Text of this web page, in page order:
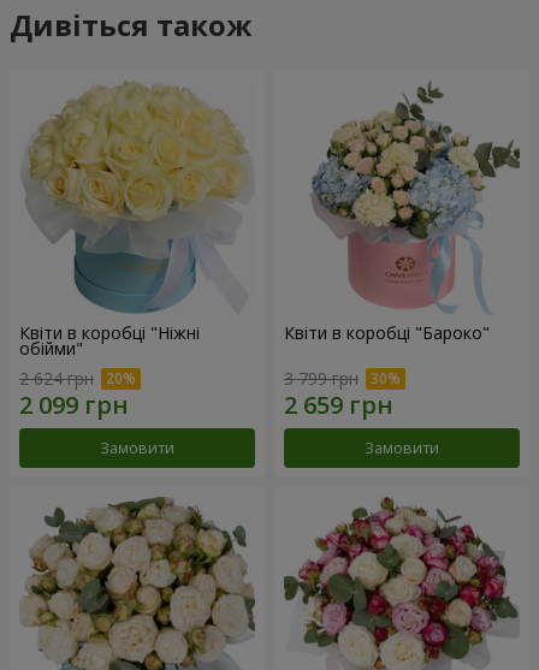
Дивіться також
Квіти в коробці "Ніжні
обійми"
2 624 грн
Замовити
Квіти в коробці "Бароко"
3 799 грн
Замовити